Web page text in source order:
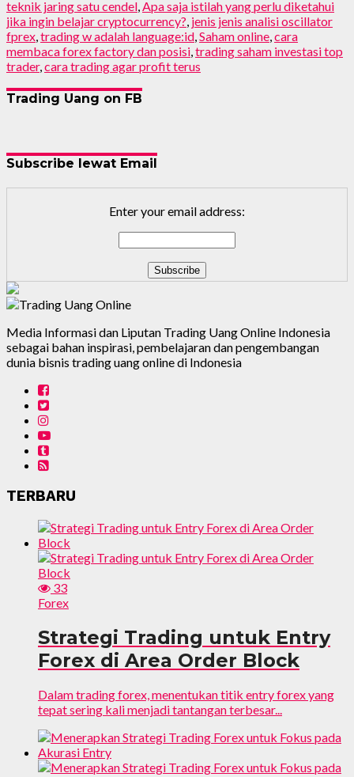
teknik jaring satu cendel,Apa saja istilah yang perlu diketahui
jika ingin belajar cryptocurrency?, jenis jenis analisi oscillator
fprex,trading w adalah language:id,Saham online,cara
membaca forex factory dan posisi,trading saham investasi top
trader,cara trading agar profit terus
Trading Uang on FB
Subscribe lewat Email
Enter your email address:
Media Informasi dan Liputan Trading Uang Online Indonesia
sebagai bahan inspirasi, pembelajaran dan pengembangan
dunia bisnis trading uang online di Indonesia
TERBARU
33
Forex
Strategi Trading untuk Entry
Forex di Area Order Block
Dalam trading forex, menentukan titik entry forex yang
tepat sering kali menjadi tantangan terbesar...